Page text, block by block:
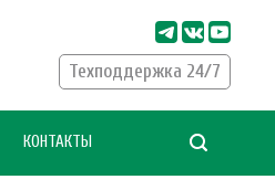
Техподдержка 24/7
КОНТАКТЫ